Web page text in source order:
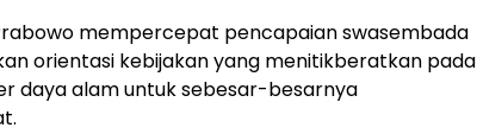
mempercepat pencapaian swasembada
orientasi kebijakan yang menitikberatkan pada
daya alam untuk sebesar-besarnya